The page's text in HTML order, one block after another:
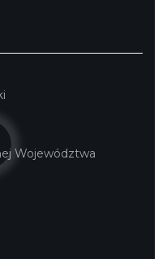
Województwa